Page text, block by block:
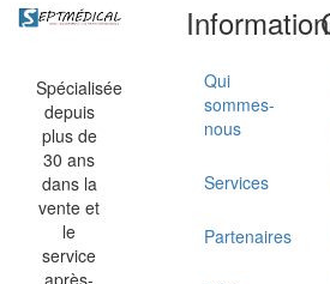
Spécialisée
depuis
plus de
30 ans
dans la
vente et
le
service
Qui
sommes-
nous
Services
Partenaires